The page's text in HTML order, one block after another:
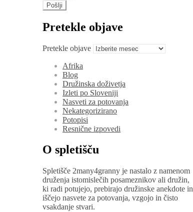
Pretekle objave
Pretekle objave
Afrika
Blog
Družinska doživetja
Izleti po Sloveniji
Nasveti za potovanja
Nekategorizirano
Potopisi
Resnične izpovedi
O spletišču
Spletišče 2many4granny je nastalo z namenom
druženja istomislečih posameznikov ali družin,
ki radi potujejo, prebirajo družinske anekdote in
iščejo nasvete za potovanja, vzgojo in čisto
vsakdanje stvari.